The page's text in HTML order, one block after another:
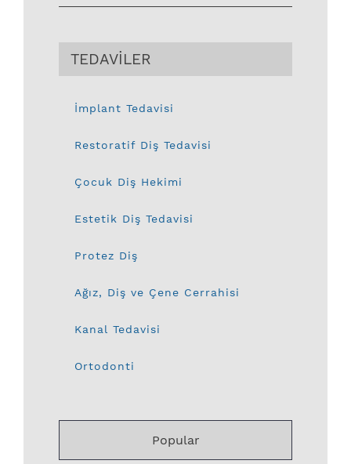
TEDAVİLER
İmplant Tedavisi
Restoratif Diş Tedavisi
Çocuk Diş Hekimi
Estetik Diş Tedavisi
Protez Diş
Ağız, Diş ve Çene Cerrahisi
Kanal Tedavisi
Ortodonti
Popular